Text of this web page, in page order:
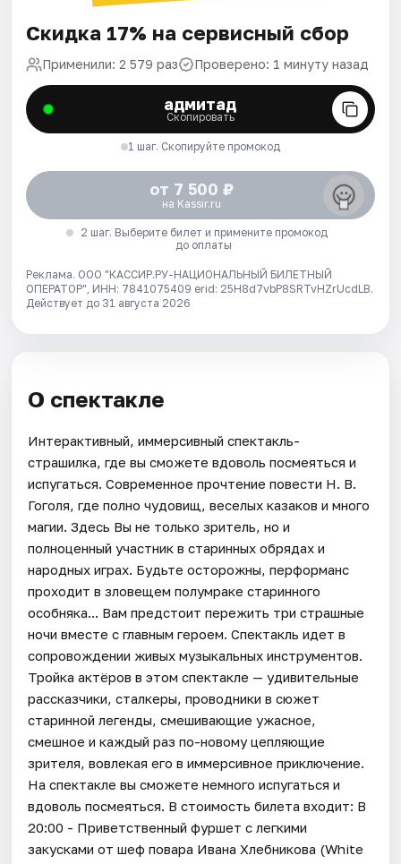
Скидка 17% на сервисный сбор
Применили: 2 579 раз Проверено: 1 минуту назад
адмитад
Скопировать
1 шаг. Скопируйте промокод
от 7 500 ₽
на Kassir.ru
2 шаг. Выберите билет и примените промокод
до оплаты
Реклама. ООО "КАССИР.РУ-НАЦИОНАЛЬНЫЙ БИЛЕТНЫЙ
ОПЕРАТОР", ИНН: 7841075409 erid: 25H8d7vbP8SRTvHZrUcdLB.
Действует до 31 августа 2026
О спектакле
Интерактивный, иммерсивный спектакль-
страшилка, где вы сможете вдоволь посмеяться и
испугаться. Современное прочтение повести Н. В.
Гоголя, где полно чудовищ, веселых казаков и много
магии. Здесь Вы не только зритель, но и
полноценный участник в старинных обрядах и
народных играх. Будьте осторожны, перформанс
проходит в зловещем полумраке старинного
особняка... Вам предстоит пережить три страшные
ночи вместе с главным героем. Спектакль идет в
сопровождении живых музыкальных инструментов.
Тройка актёров в этом спектакле — удивительные
рассказчики, сталкеры, проводники в сюжет
старинной легенды, смешивающие ужасное,
смешное и каждый раз по-новому цепляющие
зрителя, вовлекая его в иммерсивное приключение.
На спектакле вы сможете немного испугаться и
вдоволь посмеяться. В стоимость билета входит: В
20:00 - Приветственный фуршет с легкими
закусками от шеф повара Ивана Хлебникова (White